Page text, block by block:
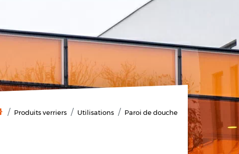
Produits verriers Utilisations Paroi de douche